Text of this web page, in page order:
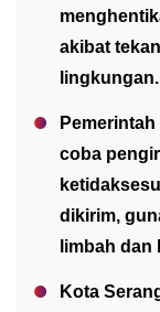
akibat
lingkungan.
coba
dikirim,
limbah
Kota